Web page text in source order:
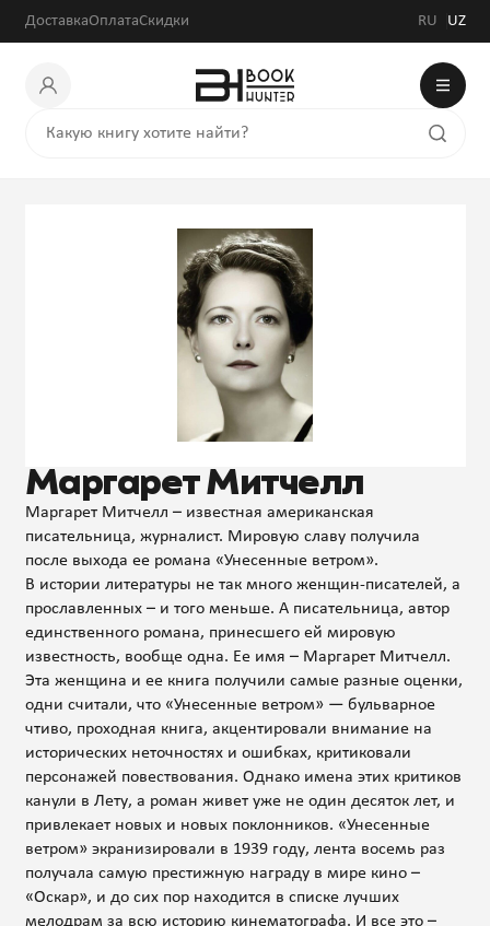
ДоставкаОплатаСкидки RU UZ
Маргарет Митчелл
Маргарет Митчелл – известная американская
писательница, журналист. Мировую славу получила
после выхода ее романа «Унесенные ветром».
В истории литературы не так много женщин-писателей, а
прославленных – и того меньше. А писательница, автор
единственного романа, принесшего ей мировую
известность, вообще одна. Ее имя – Маргарет Митчелл.
Эта женщина и ее книга получили самые разные оценки,
одни считали, что «Унесенные ветром» — бульварное
чтиво, проходная книга, акцентировали внимание на
исторических неточностях и ошибках, критиковали
персонажей повествования. Однако имена этих критиков
канули в Лету, а роман живет уже не один десяток лет, и
привлекает новых и новых поклонников. «Унесенные
ветром» экранизировали в 1939 году, лента восемь раз
получала самую престижную награду в мире кино –
«Оскар», и до сих пор находится в списке лучших
мелодрам за всю историю кинематографа. И все это –